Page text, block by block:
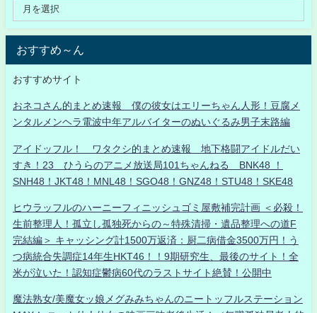
おすすめ～ん
おすすめサイト
おネコさん的まとめ速報 僕の彼女はエリーちゃん人形！豆腐メ
ンタルメンヘラ電波中年アルバイターのぬいぐるみ男子末路編
アイドッフル！ ワタクシ的まとめ速報 地下格闘アイドルだい
すき！23 ひうらのアニメ放送局101ちゃんねる BNK48 ！
SNH48！JKT48！MNL48！SGO48！GNZ48！STU48！SKE48
ヒウラッフルのハーニーフィニッシュゴミ屋敷補完計画 ＜必殺！
生前整理人！孤立し孤独死からの～特殊清掃・遺品整理への道F
完結編＞ キャッシング計1500万返済：厨二病借金3500万円！う
つ病統合失調症14年生HKT46！！9期研究生、最後のサイト！全
米が泣いた！認知症鬱病60代のラストサイト絶賛！公開中
魔法熟女/美魔女ッ娘メグみみちゃんのニートッフルステーション